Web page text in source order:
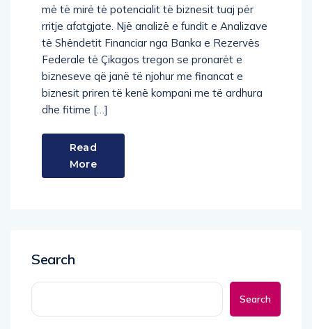
më të mirë të potencialit të biznesit tuaj për
rritje afatgjate. Një analizë e fundit e Analizave
të Shëndetit Financiar nga Banka e Rezervës
Federale të Çikagos tregon se pronarët e
bizneseve që janë të njohur me financat e
biznesit priren të kenë kompani me të ardhura
dhe fitime […]
Read
More
Search
Search